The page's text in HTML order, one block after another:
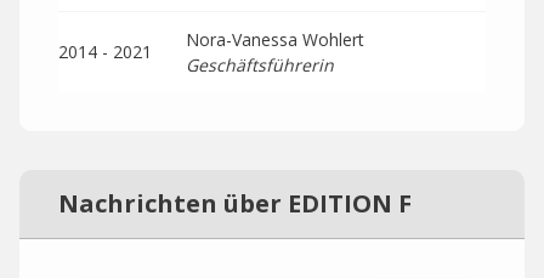
2014 - 2021
Nora-Vanessa Wohlert
Geschäftsführerin
Nachrichten über EDITION F